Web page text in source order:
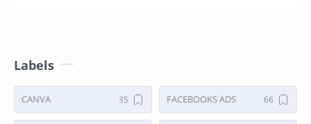
Labels
CANVA FACEBOOKS ADS